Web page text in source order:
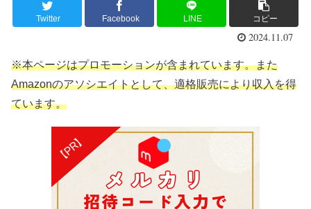
Twitter Facebook LINE コピー
2024.11.07
※本ページはプロモーションが含まれています。また
Amazonのアソシエイトとして、適格販売により収入を得
ています。